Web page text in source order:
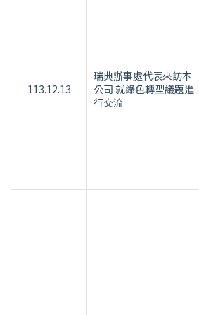
113.12.13
瑞典辦事處代表來訪本
公司 就綠色轉型議題進
行交流